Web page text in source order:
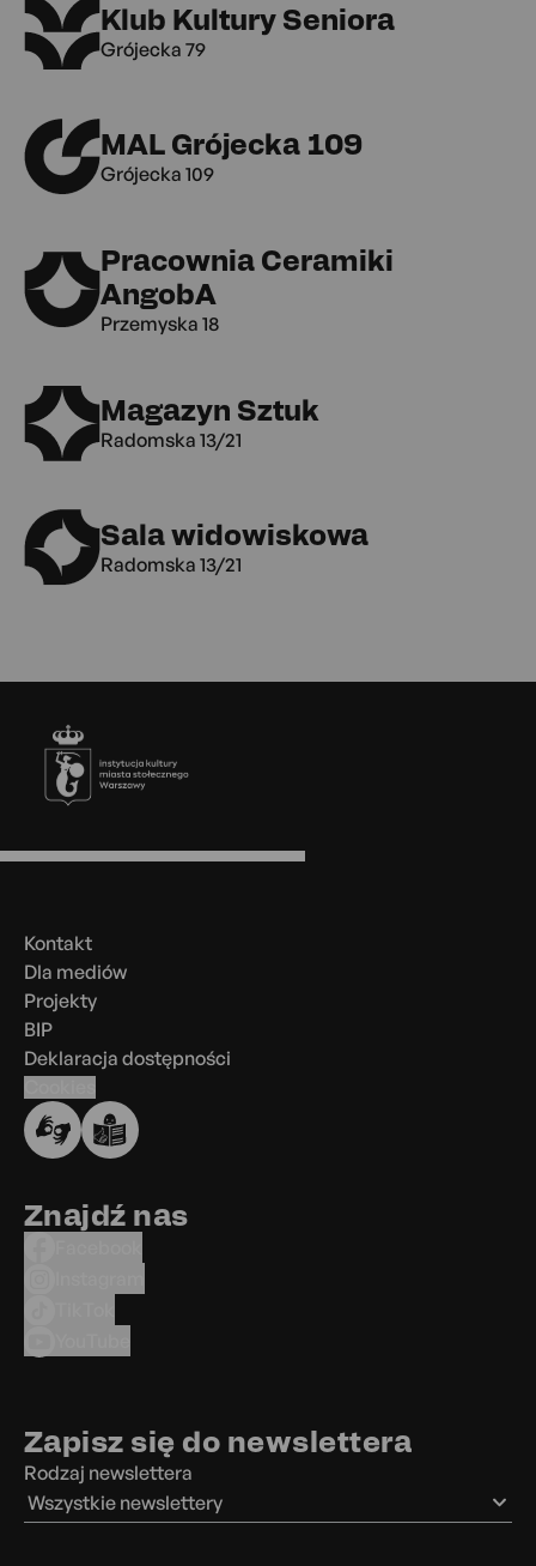
Klub Kultury Seniora
Grójecka 79
MAL Grójecka 109
Grójecka 109
Pracownia Ceramiki
AngobA
Przemyska 18
Magazyn Sztuk
Radomska 13/21
Sala widowiskowa
Radomska 13/21
Stopka
Menu
Kontakt
Dla mediów
Projekty
BIP
Deklaracja dostępności
Znajdź nas
Zapisz się do newslettera
Rodzaj newslettera
Wszystkie newslettery